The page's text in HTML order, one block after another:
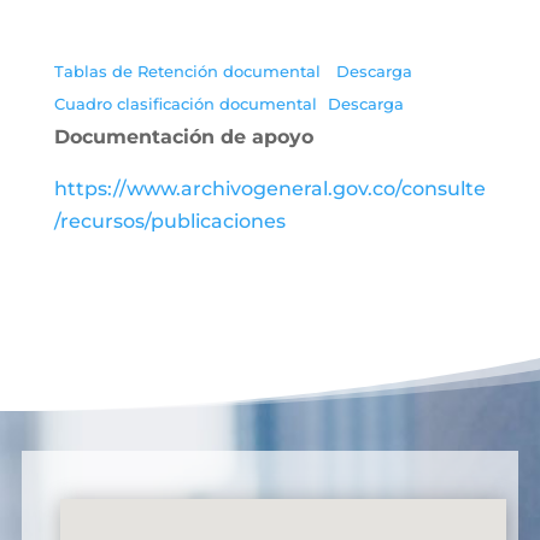
Tablas de Retención documental
Descarga
Cuadro clasificación documental
Descarga
Documentación de apoyo
https://www.archivogeneral.gov.co/consulte
/recursos/publicaciones